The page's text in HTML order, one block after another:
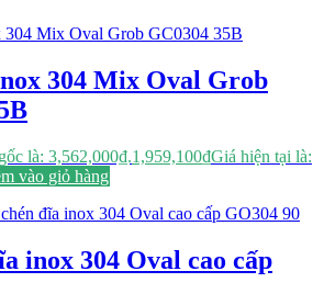
304 Mix Oval Grob
là: 3,562,000₫.1,959,100₫Giá hiện tại là:
vào giỏ hàng
inox 304 Oval cao cấp